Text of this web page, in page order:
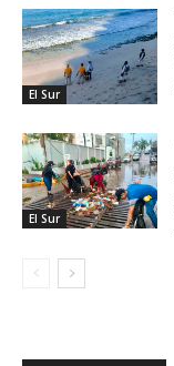
El Sur
El Sur